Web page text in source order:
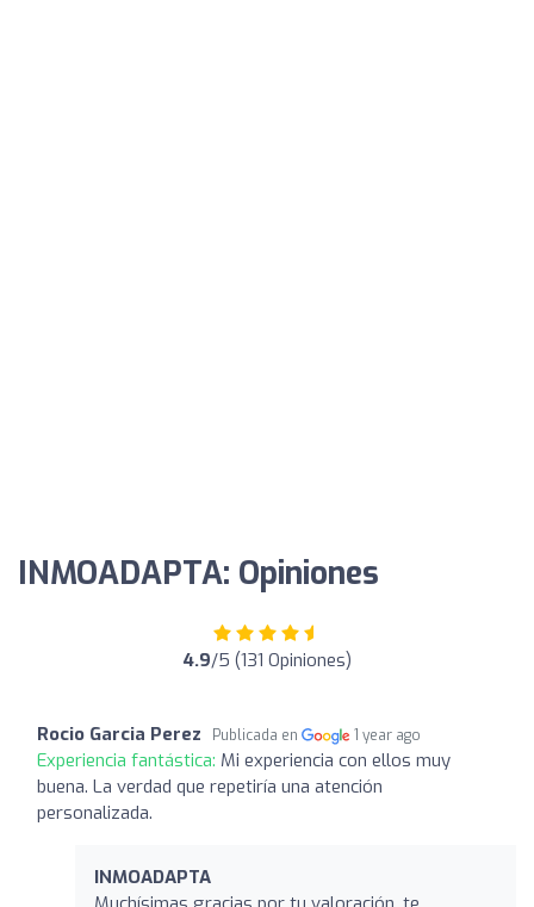
INMOADAPTA: Opiniones
4.9/5 (131 Opiniones)
Rocio Garcia Perez Publicada en 1 year ago
Experiencia fantástica: Mi experiencia con ellos muy
buena. La verdad que repetiría una atención
personalizada.
INMOADAPTA